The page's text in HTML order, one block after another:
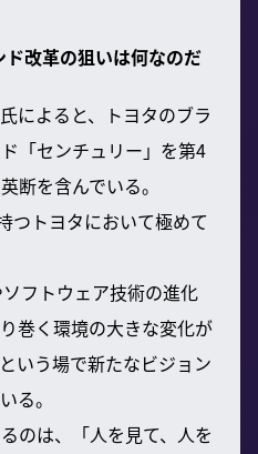
改革の狙いは何なのだ
によると、トヨタのブラ
「センチュリー」を第4
断を含んでいる。
つトヨタにおいて極めて
フトウェア技術の進化
巻く環境の大きな変化が
いう場で新たなビジョン
る。
のは、「人を見て、人を